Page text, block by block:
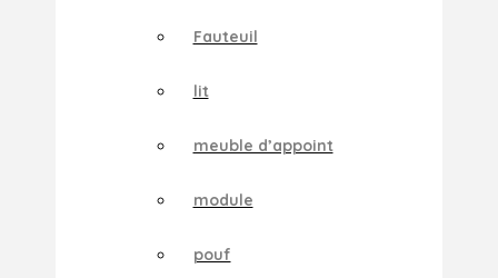
Fauteuil
lit
meuble d’appoint
module
pouf